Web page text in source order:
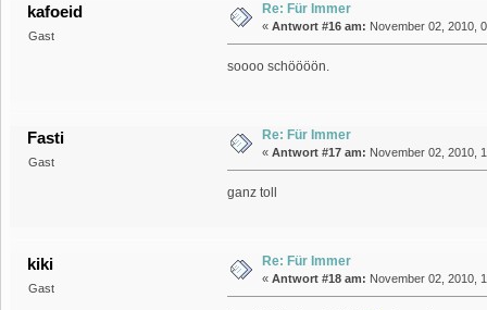
kafoeid
Gast
Re: Für Immer
« Antwort #16 am: November 02, 2010,
soooo schöööön.
Fasti
Gast
Re: Für Immer
« Antwort #17 am: November 02, 2010,
ganz toll
kiki
Gast
Re: Für Immer
« Antwort #18 am: November 02, 2010,